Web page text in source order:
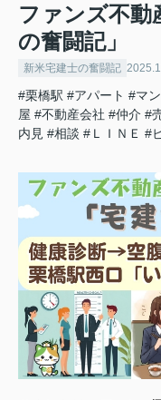
ファンズ不動
の奮闘記」
新米宅建士の奮闘記
#栗橋駅 #アパート #マ
屋 #不動産会社 #仲介 #
内見 #相談 #ＬＩＮＥ #